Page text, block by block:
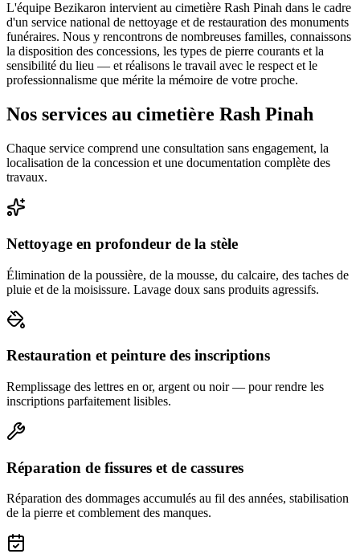
L'équipe Bezikaron intervient au cimetière Rash Pinah dans le cadre
d'un service national de nettoyage et de restauration des monuments
funéraires. Nous y rencontrons de nombreuses familles, connaissons
la disposition des concessions, les types de pierre courants et la
sensibilité du lieu — et réalisons le travail avec le respect et le
professionnalisme que mérite la mémoire de votre proche.
Nos services au cimetière Rash Pinah
Chaque service comprend une consultation sans engagement, la
localisation de la concession et une documentation complète des
travaux.
Nettoyage en profondeur de la stèle
Élimination de la poussière, de la mousse, du calcaire, des taches de
pluie et de la moisissure. Lavage doux sans produits agressifs.
Restauration et peinture des inscriptions
Remplissage des lettres en or, argent ou noir — pour rendre les
inscriptions parfaitement lisibles.
Réparation de fissures et de cassures
Réparation des dommages accumulés au fil des années, stabilisation
de la pierre et comblement des manques.